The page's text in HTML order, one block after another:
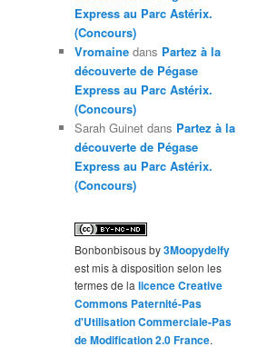
Express au Parc Astérix.
(Concours)
Vromaine dans Partez à la
découverte de Pégase
Express au Parc Astérix.
(Concours)
Sarah Guinet dans Partez à la
découverte de Pégase
Express au Parc Astérix.
(Concours)
Bonbonbisousby3Moopydelfy
est mis à disposition selon les
termes de la licence Creative
Commons Paternité-Pas
d'Utilisation Commerciale-Pas
de Modification 2.0 France.